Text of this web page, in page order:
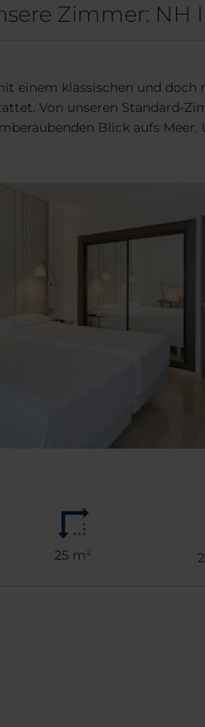
Zimmer: NH
einem klassischen und
Von unseren Standard-
Blick aufs Meer.
25 m² 2